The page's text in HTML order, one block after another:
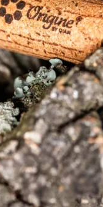
La gamme Origine by
R&D. Elle associe à la
cire d’abeille. Testé et
véritable avancée
l’environnement.
bouchons des
mécaniques.